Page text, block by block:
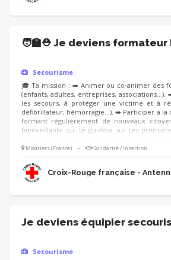
🧑‍🏫⛑️ Je deviens formateur
Secourisme
🎓 Ta mission : ➡️ Animer ou co‑animer des
(enfants, adultes, entreprises,
les secours, à protéger une victime et à
défibrillateur, hémorragie…). ➡️ Participer à la
formant régulièrement de nouveaux
bienveillante qui te guidera sur tes
Moûtiers (France) • Solidarité / Insertion
Croix-Rouge française -
Je deviens équipier
Secourisme